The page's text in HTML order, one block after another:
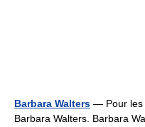
Barbara Walters — Pour les
Barbara Walters. Barbara